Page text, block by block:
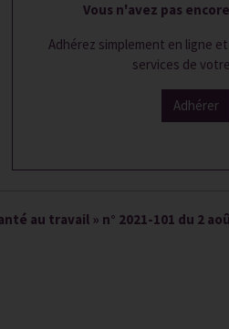
Vous n'avez pas
Adhérez simplement en ligne
services de
Adhérer
au travail » n° 2021-101 du 2